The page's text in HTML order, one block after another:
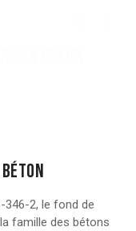
346-2, le fond de
famille des bétons